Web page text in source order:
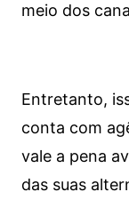
meio dos
Entretanto,
conta com
vale a pena
das suas